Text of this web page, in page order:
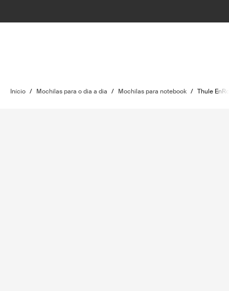
Início / Mochilas para o dia a dia / Mochilas para notebook / Thule